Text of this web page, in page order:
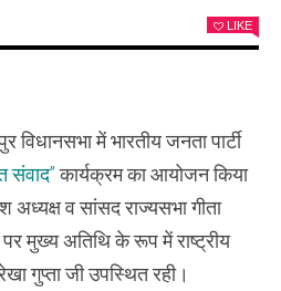
LIKE
में भारतीय जनता पार्टी
संवाद”कार्यक्रम का आयोजन किया
अध्यक्ष व सांसद राज्यसभा गीता
मुख्य अतिथि के रूप में राष्ट्रीय
रेखा गुप्ता जी उपस्थित रही।